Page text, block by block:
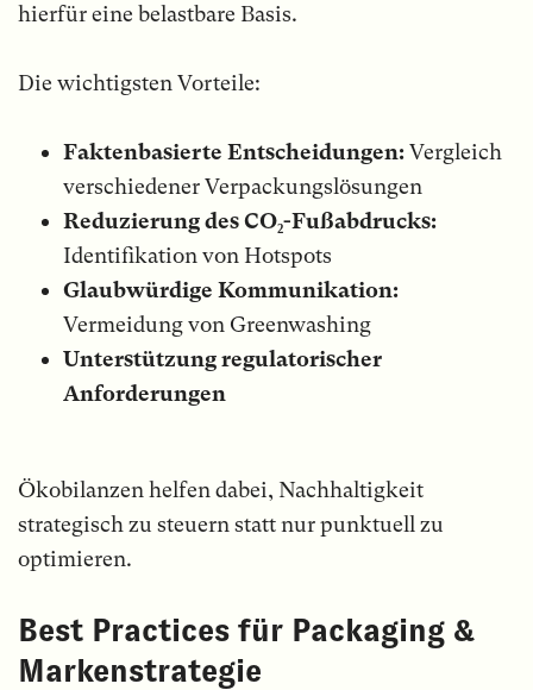
hierfür eine belastbare Basis.
Die wichtigsten Vorteile:
Faktenbasierte Entscheidungen:Vergleich
verschiedener Verpackungslösungen
Reduzierung des CO₂-Fußabdrucks:
Identifikation von Hotspots
Glaubwürdige Kommunikation:
Vermeidung von Greenwashing
Unterstützung regulatorischer
Anforderungen
Ökobilanzen helfen dabei, Nachhaltigkeit
strategisch zu steuern statt nur punktuell zu
optimieren.
Best Practices für Packaging &
Markenstrategie